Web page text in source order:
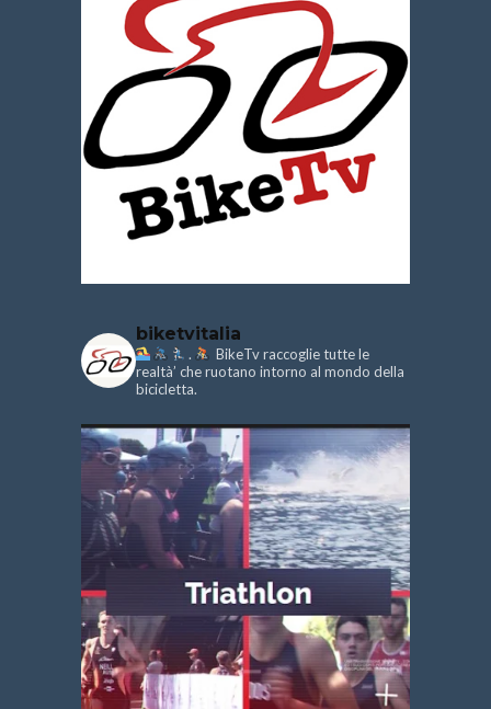
biketvitalia
.
BikeTv raccoglie tutte le
realtà’ che ruotano intorno al mondo della
bicicletta.